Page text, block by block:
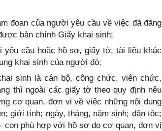
đoan của người yêu cầu về việc đã đăng
bản chính Giấy khai sinh;
cầu hoặc hồ sơ, giấy tờ, tài liệu khác
khai sinh của người đó;
sinh là cán bộ, công chức, viên chức,
thì ngoài các giấy tờ theo quy định nêu
cơ quan, đơn vị về việc những nội dung
giới tính; ngày, tháng, năm sinh; dân tộc;
con phù hợp với hồ sơ do cơ quan, đơn vị